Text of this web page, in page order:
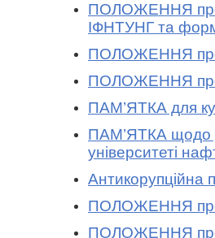
ПОЛОЖЕННЯ про
ІФНТУНГ та
ПОЛОЖЕННЯ про
ПОЛОЖЕННЯ про
ПАМ’ЯТКА для
ПАМ’ЯТКА щодо
університеті
ПОЛОЖЕННЯ про
ПОЛОЖЕННЯ про